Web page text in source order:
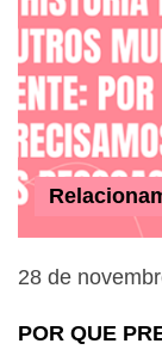
28 de
POR QUE